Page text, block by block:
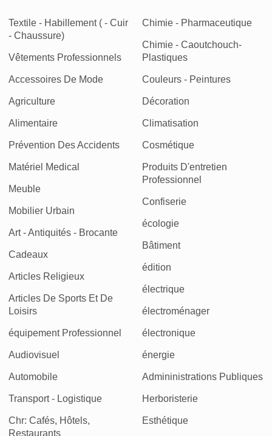
Textile - Habillement ( - Cuir
- Chaussure)
Vêtements Professionnels
Accessoires De Mode
Agriculture
Alimentaire
Prévention Des Accidents
Matériel Medical
Meuble
Mobilier Urbain
Art - Antiquités - Brocante
Cadeaux
Articles Religieux
Articles De Sports Et De
Loisirs
équipement Professionnel
Audiovisuel
Automobile
Transport - Logistique
Chr: Cafés, Hôtels,
Restaurants
Chimie - Pharmaceutique
Chimie - Caoutchouch-
Plastiques
Couleurs - Peintures
Décoration
Climatisation
Cosmétique
Produits D'entretien
Professionnel
Confiserie
écologie
Bâtiment
édition
électrique
électroménager
électronique
énergie
Admininistrations Publiques
Herboristerie
Esthétique